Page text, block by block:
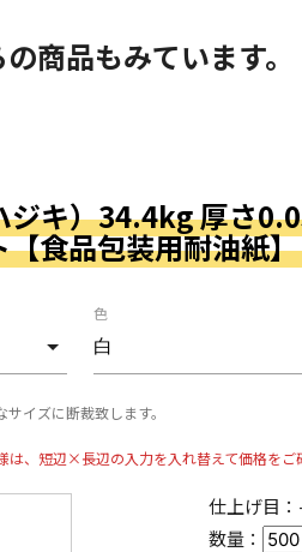
商品もみています。
キ）34.4kg 厚さ
食品包装用耐油紙
色
イズに断裁致します。
は、短辺×長辺の入力を入れ替えて価格をご
仕上げ目：
数量：